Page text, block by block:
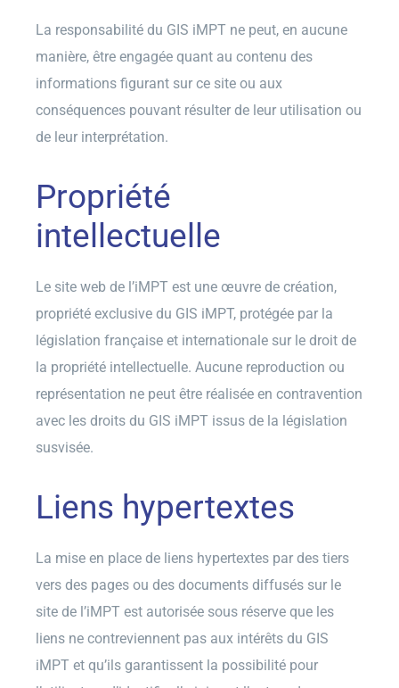
La responsabilité du GIS iMPT ne peut, en aucune
manière, être engagée quant au contenu des
informations figurant sur ce site ou aux
conséquences pouvant résulter de leur utilisation ou
de leur interprétation.
Propriété
intellectuelle
Le site web de l’iMPT est une œuvre de création,
propriété exclusive du GIS iMPT, protégée par la
législation française et internationale sur le droit de
la propriété intellectuelle. Aucune reproduction ou
représentation ne peut être réalisée en contravention
avec les droits du GIS iMPT issus de la législation
susvisée.
Liens hypertextes
La mise en place de liens hypertextes par des tiers
vers des pages ou des documents diffusés sur le
site de l’iMPT est autorisée sous réserve que les
liens ne contreviennent pas aux intérêts du GIS
iMPT et qu’ils garantissent la possibilité pour